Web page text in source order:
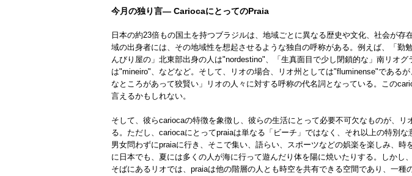
今月の独り言— CariocaにとってのPraia
日本の約23倍もの国土を持つブラジルは、地域ごとに異なる歴史や文化、社会が
域の出身者には、その地域性を想起させるような独自の呼称がある。例えば、「
んびり屋の」北東部出身の人は"nordestino"、「生真面目で少し閉鎖的な」南リオ
は"mineiro"、などなど。そして、リオの場合、リオ州としては"fluminense"である
なところがあって狡賢い」リオの人々に対する呼称の代名詞となっている。この
言えるかもしれない。
そして、彼らcariocaの特徴を象徴し、彼らの生活にとって必要不可欠なものが、
る。ただし、cariocaにとってpraiaは単なる「ビーチ」ではなく、それ以上の特別
男女問わずにpraiaに行き、そこで集い、語らい、スポーツなどの娯楽を楽しみ、
に日本でも、夏には多くの人が海に行って遊んだり体を陽に焼いたりする。しか
そばにあるリオでは、praiaは他の階層の人とも時空を共有できる空間であり、一